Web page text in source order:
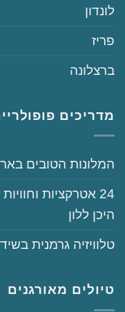
‏לונדון
‏פריז
‏ברצלונה
מדריכים
‏המלונות הטובים
‏‏24‏ אטרקציות
היכן ללון
‏טלוויזיה גרמנית
טיולים מאורגנים